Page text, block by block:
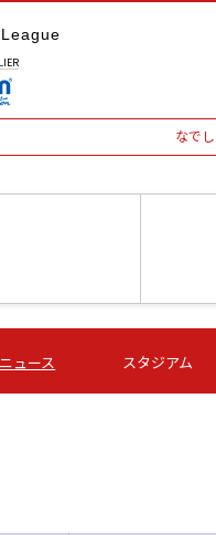
なで
いちご
-
第16節
ニュース スタジアム